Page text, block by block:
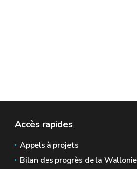
Accès rapides
Appels à projets
Bilan des progrès de la Wallonie